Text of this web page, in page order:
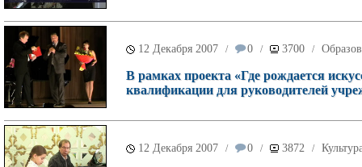
12 Декабря 2007 / 0 / 3700 /
В рамках проекта «Где рождается
квалификации для руководителей
12 Декабря 2007 / 0 / 3872 /